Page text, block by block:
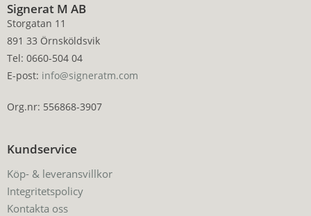
Signerat M AB
Storgatan 11
891 33 Örnsköldsvik
Tel: 0660-504 04
E-post: info@signeratm.com
Org.nr: 556868-3907
Kundservice
Köp- & leveransvillkor
Integritetspolicy
Kontakta oss